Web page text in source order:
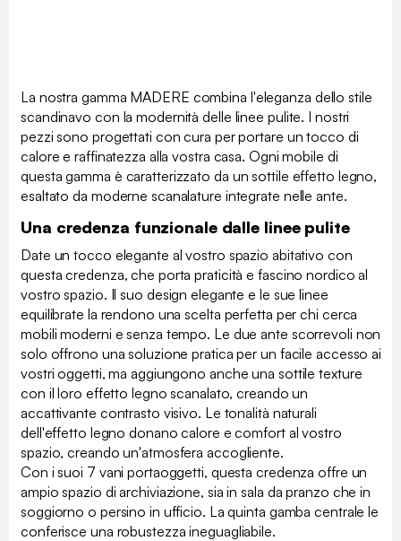
La nostra gamma MADERE combina l'eleganza dello stile
scandinavo con la modernità delle linee pulite. I nostri
pezzi sono progettati con cura per portare un tocco di
calore e raffinatezza alla vostra casa. Ogni mobile di
questa gamma è caratterizzato da un sottile effetto legno,
esaltato da moderne scanalature integrate nelle ante.
Una credenza funzionale dalle linee pulite
Date un tocco elegante al vostro spazio abitativo con
questa credenza, che porta praticità e fascino nordico al
vostro spazio. Il suo design elegante e le sue linee
equilibrate la rendono una scelta perfetta per chi cerca
mobili moderni e senza tempo. Le due ante scorrevoli non
solo offrono una soluzione pratica per un facile accesso ai
vostri oggetti, ma aggiungono anche una sottile texture
con il loro effetto legno scanalato, creando un
accattivante contrasto visivo. Le tonalità naturali
dell'effetto legno donano calore e comfort al vostro
spazio, creando un'atmosfera accogliente.
Con i suoi 7 vani portaoggetti, questa credenza offre un
ampio spazio di archiviazione, sia in sala da pranzo che in
soggiorno o persino in ufficio. La quinta gamba centrale le
conferisce una robustezza ineguagliabile.